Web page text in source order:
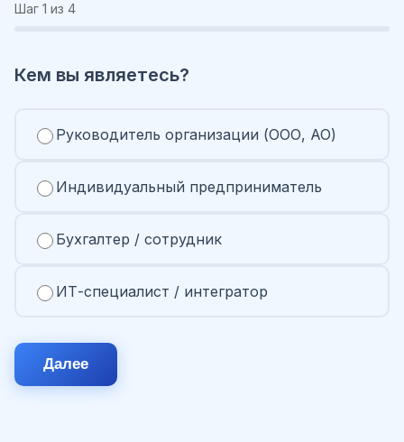
Шаг 1 из 4
Кем вы являетесь?
Руководитель организации (ООО, АО)
Индивидуальный предприниматель
Бухгалтер / сотрудник
ИТ-специалист / интегратор
Далее